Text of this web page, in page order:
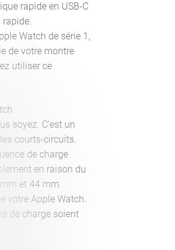
rapide en USB-C
rapide.
Watch de série 1,
de votre montre
utiliser ce
soyez. C’est un
courts-circuits.
de charge
en raison du
et 44 mm.
votre Apple Watch.
de charge soient